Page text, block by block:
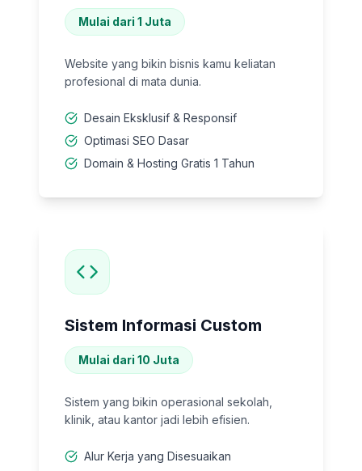
Mulai dari 1 Juta
Website yang bikin bisnis kamu keliatan
profesional di mata dunia.
Desain Eksklusif & Responsif
Optimasi SEO Dasar
Domain & Hosting Gratis 1 Tahun
Sistem Informasi Custom
Mulai dari 10 Juta
Sistem yang bikin operasional sekolah,
klinik, atau kantor jadi lebih efisien.
Alur Kerja yang Disesuaikan